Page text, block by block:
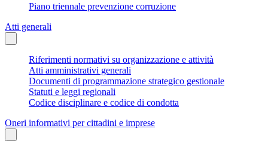
Piano triennale prevenzione corruzione
Atti generali
Riferimenti normativi su organizzazione e attività
Atti amministrativi generali
Documenti di programmazione strategico gestionale
Statuti e leggi regionali
Codice disciplinare e codice di condotta
Oneri informativi per cittadini e imprese